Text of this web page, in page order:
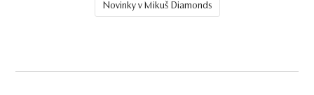
Novinky v Mikuš Diamonds